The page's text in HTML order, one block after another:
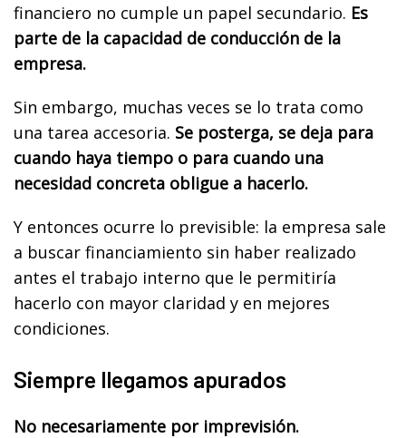
financiero no cumple un papel secundario. Es
parte de la capacidad de conducción de la
empresa.
Sin embargo, muchas veces se lo trata como
una tarea accesoria. Se posterga, se deja para
cuando haya tiempo o para cuando una
necesidad concreta obligue a hacerlo.
Y entonces ocurre lo previsible: la empresa sale
a buscar financiamiento sin haber realizado
antes el trabajo interno que le permitiría
hacerlo con mayor claridad y en mejores
condiciones.
Siempre llegamos apurados
No necesariamente por imprevisión.